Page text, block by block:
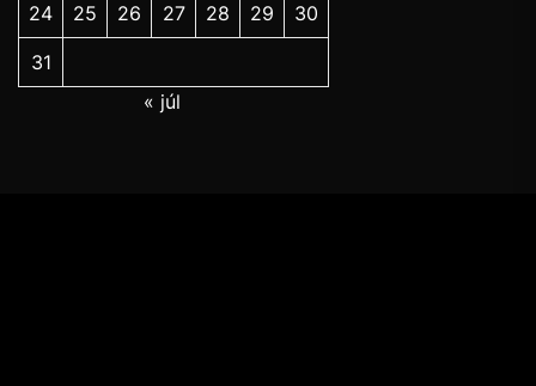
24 25 26 27 28 29 30
31
« júl